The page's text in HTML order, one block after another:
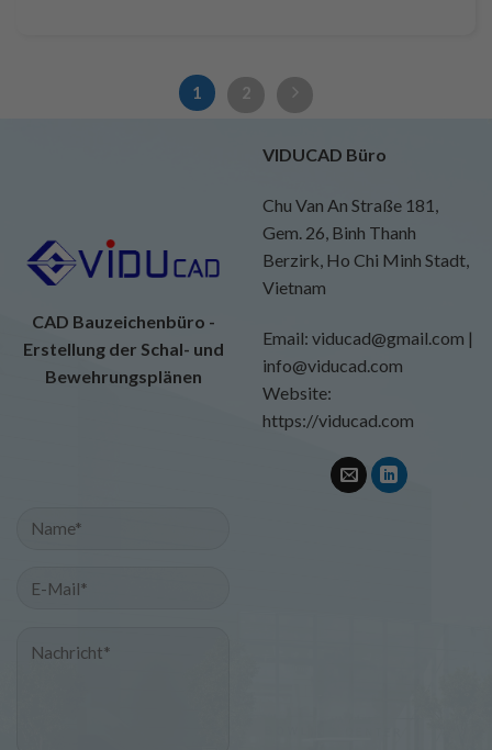
1 2
CAD Bauzeichenbüro -
Erstellung der Schal- und
Bewehrungsplänen
VIDUCAD Büro
Chu Van An Straße 181,
Gem. 26, Binh Thanh
Berzirk, Ho Chi Minh Stadt,
Vietnam
Email: viducad@gmail.com |
info@viducad.com
Website:
https://viducad.com